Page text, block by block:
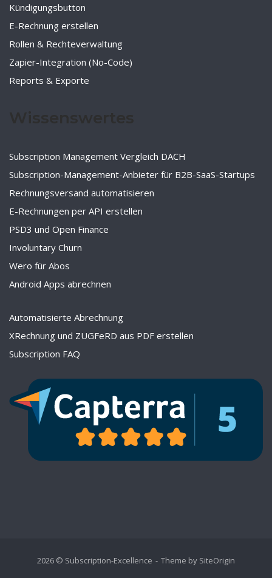
Kündigungsbutton
E-Rechnung erstellen
Rollen & Rechteverwaltung
Zapier-Integration (No-Code)
Reports & Exporte
Subscription Management Vergleich DACH
Subscription-Management-Anbieter für B2B-SaaS-Startups
Rechnungsversand automatisieren
E-Rechnungen per API erstellen
PSD3 und Open Finance
Involuntary Churn
Wero für Abos
Android Apps abrechnen
Automatisierte Abrechnung
XRechnung und ZUGFeRD aus PDF erstellen
Subscription FAQ
2026 © Subscription-Excellence Theme by SiteOrigin